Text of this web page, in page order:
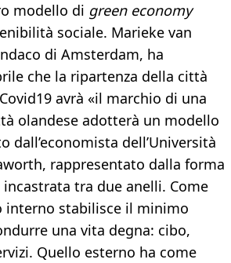
modello di green economy
sociale. Marieke van
di Amsterdam, ha
che la ripartenza della città
avrà «il marchio di una
olandese adotterà un modello
dall’economista dell’Università
rappresentato dalla forma
tra due anelli. Come
interno stabilisce il minimo
una vita degna: cibo,
Quello esterno ha come